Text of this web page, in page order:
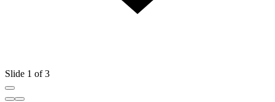
Slide 1 of 3